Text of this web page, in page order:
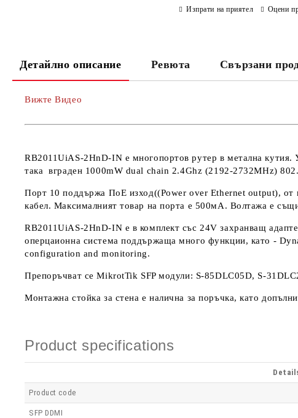
Изпрати на приятел Оцени
Детайлно описание Ревюта Свързани
Вижте Видео
RB2011UiAS-2HnD-IN е многопортов рутер в метална кутия.
така вграден 1000mW dual chain 2.4Ghz (2192-2732MHz)
Порт 10 поддържа ПоЕ изход((Power over Ethernet output), от
кабел. Максималният товар на порта е 500мА. Волтажа е
RB2011UiAS-2HnD-IN е в комплект със 24V захранващ
оперцаионна система поддържаща много функции, като -
configuration and monitoring.
Препоръчват се MikrotTik SFP модули: S-85DLC05D, S-
Монтажна стойка за стена е налична за поръчка, като
Product specifications
Product code
SFP DDMI